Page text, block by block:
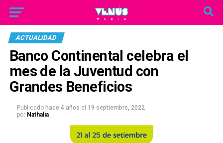
ACTUALIDAD
Banco Continental celebra el
mes de la Juventud con
Grandes Beneficios
Publicado hace 4 años el 19 septiembre, 2022
por Nathalia